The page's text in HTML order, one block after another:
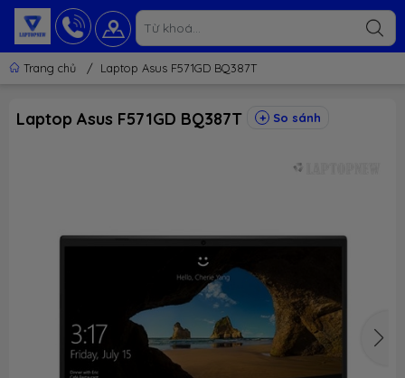
Trang chủ / Laptop Asus F571GD BQ387T
Laptop Asus F571GD BQ387T So sánh